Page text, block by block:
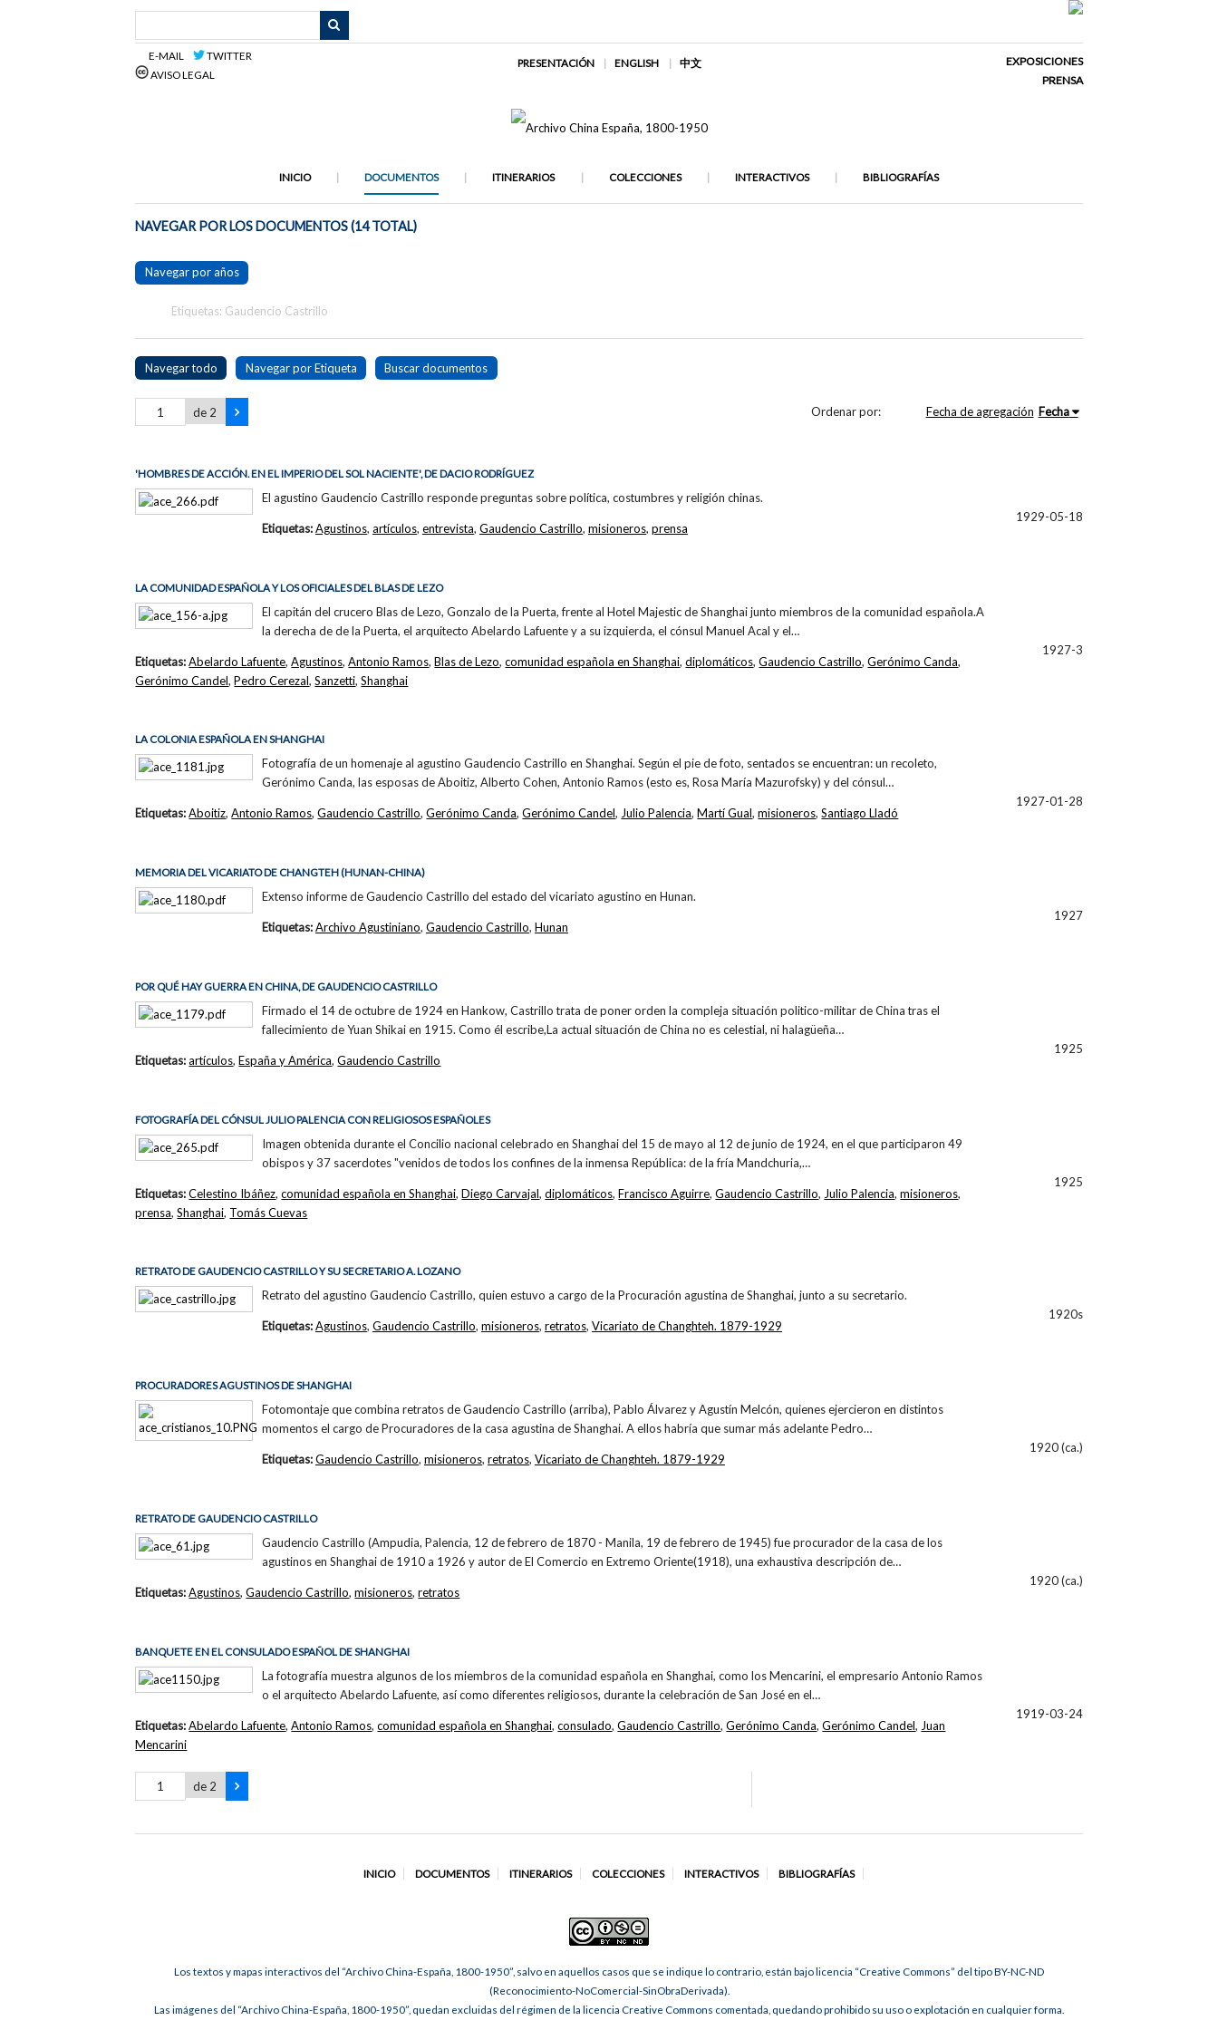
E-MAIL
TWITTER
AVISO LEGAL
PRESENTACIÓN ENGLISH 中文
EXPOSICIONES
PRENSA
INICIO DOCUMENTOS ITINERARIOS COLECCIONES INTERACTIVOS BIBLIOGRAFÍAS
NAVEGAR POR LOS DOCUMENTOS (14 TOTAL)
Navegar por años
Etiquetas: Gaudencio Castrillo
Navegar todo Navegar por Etiqueta Buscar documentos
de 2 Ordenar por: Fecha de agregación Fecha
'HOMBRES DE ACCIÓN. EN EL IMPERIO DEL SOL NACIENTE', DE DACIO RODRÍGUEZ
El agustino Gaudencio Castrillo responde preguntas sobre política, costumbres y religión chinas.
1929-05-18
Etiquetas:Agustinos, artículos, entrevista, Gaudencio Castrillo, misioneros, prensa
LA COMUNIDAD ESPAÑOLA Y LOS OFICIALES DEL BLAS DE LEZO
El capitán del crucero Blas de Lezo, Gonzalo de la Puerta, frente al Hotel Majestic de Shanghai junto miembros de la comunidad española.A
la derecha de de la Puerta, el arquitecto Abelardo Lafuente y a su izquierda, el cónsul Manuel Acal y el…
1927-3
Etiquetas:Abelardo Lafuente,Agustinos,Antonio Ramos,Blas de Lezo,comunidad española en Shanghai,diplomáticos,Gaudencio Castrillo,Gerónimo Canda,
Gerónimo Candel,Pedro Cerezal,Sanzetti,Shanghai
LA COLONIA ESPAÑOLA EN SHANGHAI
Fotografía de un homenaje al agustino Gaudencio Castrillo en Shanghai. Según el pie de foto, sentados se encuentran: un recoleto,
Gerónimo Canda, las esposas de Aboitiz, Alberto Cohen, Antonio Ramos (esto es, Rosa María Mazurofsky) y del cónsul…
1927-01-28
Etiquetas:Aboitiz,Antonio Ramos,Gaudencio Castrillo,Gerónimo Canda,Gerónimo Candel, Julio Palencia,Martí Gual,misioneros,Santiago Lladó
MEMORIA DEL VICARIATO DE CHANGTEH (HUNAN-CHINA)
Extenso informe de Gaudencio Castrillo del estado del vicariato agustino en Hunan.
1927
Etiquetas:Archivo Agustiniano, Gaudencio Castrillo, Hunan
POR QUÉ HAY GUERRA EN CHINA, DE GAUDENCIO CASTRILLO
Firmado el 14 de octubre de 1924 en Hankow, Castrillo trata de poner orden la compleja situación politico-militar de China tras el
fallecimiento de Yuan Shikai en 1915. Como él escribe,La actual situación de China no es celestial, ni halagüeña…
1925
Etiquetas:artículos,España y América,Gaudencio Castrillo
FOTOGRAFÍA DEL CÓNSUL JULIO PALENCIA CON RELIGIOSOS ESPAÑOLES
Imagen obtenida durante el Concilio nacional celebrado en Shanghai del 15 de mayo al 12 de junio de 1924, en el que participaron 49
obispos y 37 sacerdotes "venidos de todos los confines de la inmensa República: de la fría Mandchuria,…
1925
Etiquetas:Celestino Ibáñez,comunidad española en Shanghai,Diego Carvajal,diplomáticos,Francisco Aguirre,Gaudencio Castrillo, Julio Palencia,misioneros,
prensa,Shanghai, Tomás Cuevas
RETRATO DE GAUDENCIO CASTRILLO Y SU SECRETARIO A. LOZANO
Retrato del agustino Gaudencio Castrillo, quien estuvo a cargo de la Procuración agustina de Shanghai, junto a su secretario.
1920s
Etiquetas:Agustinos, Gaudencio Castrillo, misioneros, retratos, Vicariato de Changhteh. 1879-1929
PROCURADORES AGUSTINOS DE SHANGHAI
Fotomontaje que combina retratos de Gaudencio Castrillo (arriba), Pablo Álvarez y Agustín Melcón, quienes ejercieron en distintos
momentos el cargo de Procuradores de la casa agustina de Shanghai. A ellos habría que sumar más adelante Pedro…
1920 (ca.)
Etiquetas:Gaudencio Castrillo, misioneros, retratos, Vicariato de Changhteh. 1879-1929
RETRATO DE GAUDENCIO CASTRILLO
Gaudencio Castrillo (Ampudia, Palencia, 12 de febrero de 1870 - Manila, 19 de febrero de 1945) fue procurador de la casa de los
agustinos en Shanghai de 1910 a 1926 y autor de El Comercio en Extremo Oriente(1918), una exhaustiva descripción de…
1920 (ca.)
Etiquetas:Agustinos,Gaudencio Castrillo,misioneros,retratos
BANQUETE EN EL CONSULADO ESPAÑOL DE SHANGHAI
La fotografía muestra algunos de los miembros de la comunidad española en Shanghai, como los Mencarini, el empresario Antonio Ramos
o el arquitecto Abelardo Lafuente, así como diferentes religiosos, durante la celebración de San José en el…
1919-03-24
Etiquetas:Abelardo Lafuente,Antonio Ramos,comunidad española en Shanghai,consulado,Gaudencio Castrillo,Gerónimo Canda,Gerónimo Candel, Juan
Mencarini
de 2
INICIO DOCUMENTOS ITINERARIOS COLECCIONES INTERACTIVOS BIBLIOGRAFÍAS
Los textos y mapas interactivos del “Archivo China-España, 1800-1950”, salvo en aquellos casos que se indique lo contrario, están bajo licencia “Creative Commons” del tipo BY-NC-ND
(Reconocimiento-NoComercial-SinObraDerivada).
Las imágenes del “Archivo China-España, 1800-1950”, quedan excluidas del régimen de la licencia Creative Commons comentada, quedando prohibido su uso o explotación en cualquier forma.